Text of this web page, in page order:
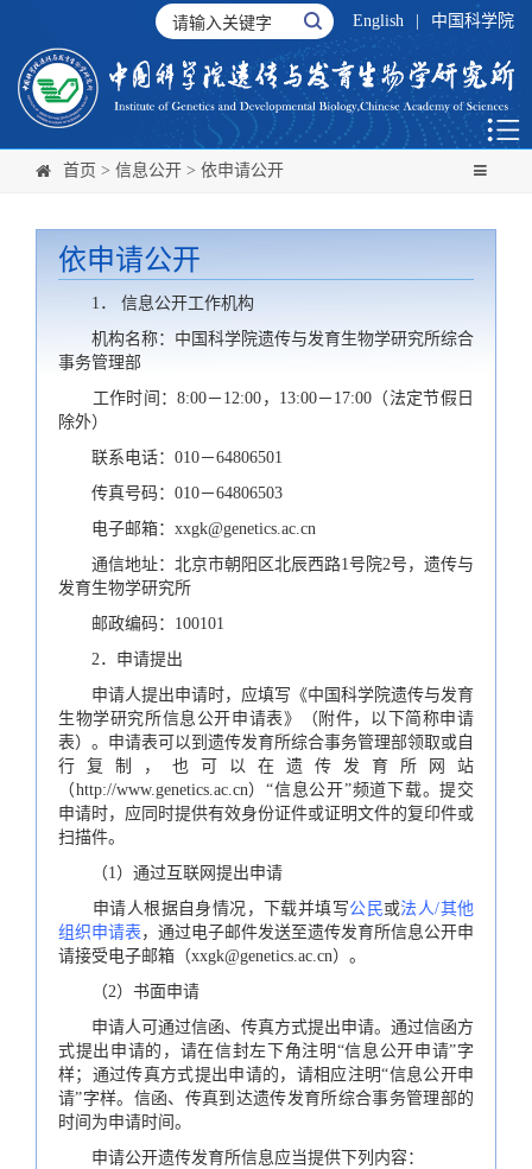
English 中国科学院
首页 > 信息公开 > 依申请公开
依申请公开
1． 信息公开工作机构
机构名称：中国科学院遗传与发育生物学研究所综合
事务管理部
工作时间：8:00－12:00，13:00－17:00（法定节假日
除外）
联系电话：010－64806501
传真号码：010－64806503
电子邮箱：xxgk@genetics.ac.cn
通信地址：北京市朝阳区北辰西路1号院2号，遗传与
发育生物学研究所
邮政编码：100101
2．申请提出
申请人提出申请时，应填写《中国科学院遗传与发育
生物学研究所信息公开申请表》（附件，以下简称申请
表）。申请表可以到遗传发育所综合事务管理部领取或自
行复制，也可以在遗传发育所网站
（http://www.genetics.ac.cn）“信息公开”频道下载。提交
申请时，应同时提供有效身份证件或证明文件的复印件或
扫描件。
（1）通过互联网提出申请
申请人根据自身情况，下载并填写公民或法人/其他
组织申请表 ，通过电子邮件发送至遗传发育所信息公开申
请接受电子邮箱（xxgk@genetics.ac.cn）。
（2）书面申请
申请人可通过信函、传真方式提出申请。通过信函方
式提出申请的，请在信封左下角注明“信息公开申请”字
样；通过传真方式提出申请的，请相应注明“信息公开申
请”字样。信函、传真到达遗传发育所综合事务管理部的
时间为申请时间。
申请公开遗传发育所信息应当提供下列内容：